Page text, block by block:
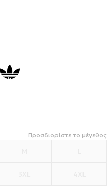
Προσδιορίστε το μέγεθος